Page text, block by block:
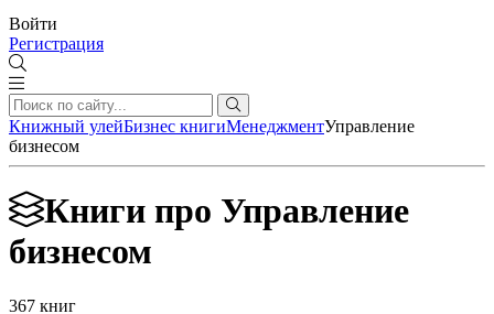
Войти
Регистрация
Книжный улейБизнес книгиМенеджментУправление
бизнесом
Книги про Управление
бизнесом
367 книг